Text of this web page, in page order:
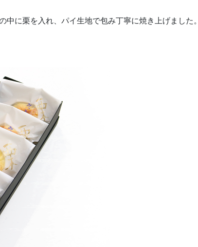
中に栗を入れ、パイ生地で包み丁寧に焼き上げました。